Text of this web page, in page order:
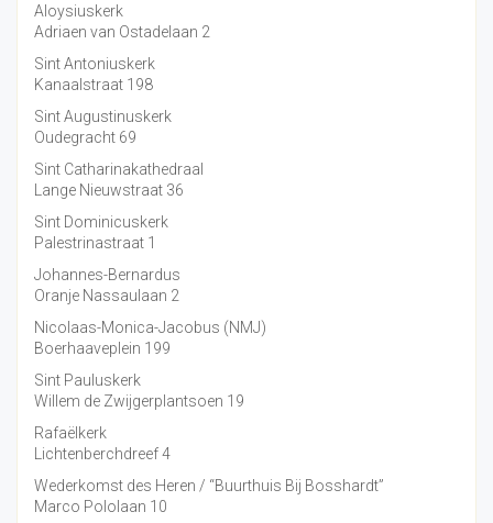
Aloysiuskerk
Adriaen van Ostadelaan 2
Sint Antoniuskerk
Kanaalstraat 198
Sint Augustinuskerk
Oudegracht 69
Sint Catharinakathedraal
Lange Nieuwstraat 36
Sint Dominicuskerk
Palestrinastraat 1
Johannes-Bernardus
Oranje Nassaulaan 2
Nicolaas-Monica-Jacobus (NMJ)
Boerhaaveplein 199
Sint Pauluskerk
Willem de Zwijgerplantsoen 19
Rafaëlkerk
Lichtenberchdreef 4
Wederkomst des Heren / “Buurthuis Bij Bosshardt”
Marco Pololaan 10